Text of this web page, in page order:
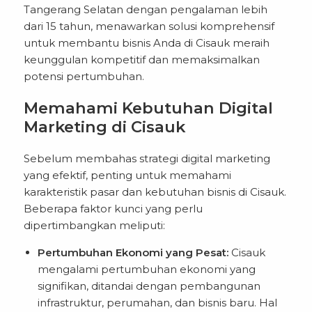
Tangerang Selatan dengan pengalaman lebih
dari 15 tahun, menawarkan solusi komprehensif
untuk membantu bisnis Anda di Cisauk meraih
keunggulan kompetitif dan memaksimalkan
potensi pertumbuhan.
Memahami Kebutuhan Digital
Marketing di Cisauk
Sebelum membahas strategi digital marketing
yang efektif, penting untuk memahami
karakteristik pasar dan kebutuhan bisnis di Cisauk.
Beberapa faktor kunci yang perlu
dipertimbangkan meliputi:
Pertumbuhan Ekonomi yang Pesat: Cisauk
mengalami pertumbuhan ekonomi yang
signifikan, ditandai dengan pembangunan
infrastruktur, perumahan, dan bisnis baru. Hal